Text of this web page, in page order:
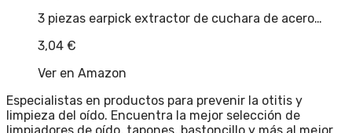
3 piezas earpick extractor de cuchara de acero…
3,04 €
Ver en Amazon
Especialistas en productos para prevenir la otitis y
limpieza del oído. Encuentra la mejor selección de